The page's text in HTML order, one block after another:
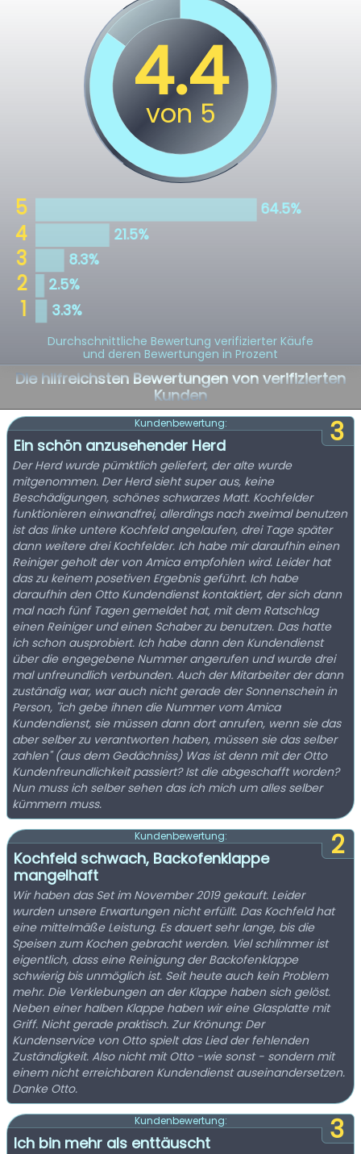
Durchschnittliche Bewertung verifizierter Käufe
und deren Bewertungen in Prozent
Die hilfreichsten Bewertungen von verifizierten
Kunden
3
Kundenbewertung:
Ein schön anzusehender Herd
Der Herd wurde pümktlich geliefert, der alte wurde
mitgenommen. Der Herd sieht super aus, keine
Beschädigungen, schönes schwarzes Matt. Kochfelder
funktionieren einwandfrei, allerdings nach zweimal benutzen
ist das linke untere Kochfeld angelaufen, drei Tage später
dann weitere drei Kochfelder. Ich habe mir daraufhin einen
Reiniger geholt der von Amica empfohlen wird. Leider hat
das zu keinem posetiven Ergebnis geführt. Ich habe
daraufhin den Otto Kundendienst kontaktiert, der sich dann
mal nach fünf Tagen gemeldet hat, mit dem Ratschlag
einen Reiniger und einen Schaber zu benutzen. Das hatte
ich schon ausprobiert. Ich habe dann den Kundendienst
über die engegebene Nummer angerufen und wurde drei
mal unfreundlich verbunden. Auch der Mitarbeiter der dann
zuständig war, war auch nicht gerade der Sonnenschein in
Person, "ich gebe ihnen die Nummer vom Amica
Kundendienst, sie müssen dann dort anrufen, wenn sie das
aber selber zu verantworten haben, müssen sie das selber
zahlen" (aus dem Gedächniss) Was ist denn mit der Otto
Kundenfreundlichkeit passiert? Ist die abgeschafft worden?
Nun muss ich selber sehen das ich mich um alles selber
kümmern muss.
2
Kundenbewertung:
Kochfeld schwach, Backofenklappe
mangelhaft
Wir haben das Set im November 2019 gekauft. Leider
wurden unsere Erwartungen nicht erfüllt. Das Kochfeld hat
eine mittelmäße Leistung. Es dauert sehr lange, bis die
Speisen zum Kochen gebracht werden. Viel schlimmer ist
eigentlich, dass eine Reinigung der Backofenklappe
schwierig bis unmöglich ist. Seit heute auch kein Problem
mehr. Die Verklebungen an der Klappe haben sich gelöst.
Neben einer halben Klappe haben wir eine Glasplatte mit
Griff. Nicht gerade praktisch. Zur Krönung: Der
Kundenservice von Otto spielt das Lied der fehlenden
Zuständigkeit. Also nicht mit Otto -wie sonst - sondern mit
einem nicht erreichbaren Kundendienst auseinandersetzen.
Danke Otto.
3
Kundenbewertung:
Ich bin mehr als enttäuscht